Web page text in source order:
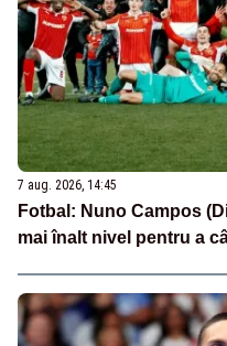
7 aug. 2026, 14:45
Fotbal: Nuno Campos
mai înalt nivel pentru a